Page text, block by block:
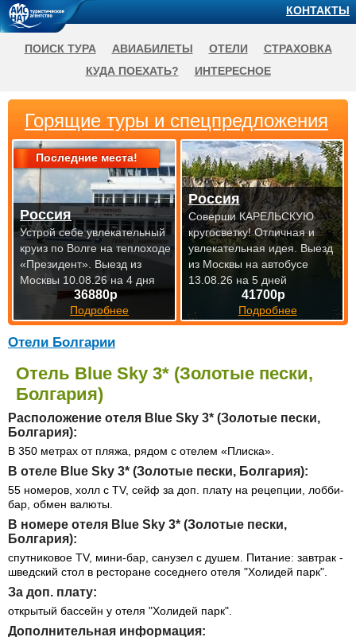
Отели Болгарии
Отель Blue Sky 3* (Золотые пески,
Болгария)
Расположение отеля Blue Sky 3* (Золотые пески,
Болгария):
В 350 метрах от пляжа, рядом с отелем «Плиска».
В отеле Blue Sky 3* (Золотые пески, Болгария):
55 номеров, холл с TV, сейф за доп. плату на рецепции, лобби-
бар, обмен валюты.
В номере отеля Blue Sky 3* (Золотые пески,
Болгария):
спутниковое TV, мини-бар, санузел с душем. Питание: завтрак -
шведский стол в ресторане соседнего отеля "Холидей парк".
За доп. плату:
открытый бассейн у отеля "Холидей парк".
Дополнительная информация:
Горящие туры и спецпредложения
Последние места!
36880р
Подробнее
Россия
Устрой себе увлекательный
круиз по Волге на теплоходе
«Президент». Выезд из
Москвы 10.08.26 на 4 дня
41700р
Подробнее
Россия
Соверши КАРЕЛЬСКУЮ
кругосветку! Отличная и
увлекательная идея. Выезд
из Москвы на автобусе
13.08.26 на 5 дней
КОНТАКТЫ
ПОИСК ТУРА АВИАБИЛЕТЫ ОТЕЛИ
СТРАХОВКА
КУДА ПОЕХАТЬ?
ИНТЕРЕСНОЕ